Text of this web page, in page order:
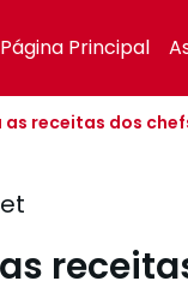
Página Principal
receitas dos